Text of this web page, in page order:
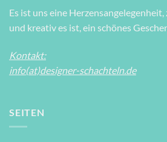
Es ist uns eine
und kreativ es ist, ein schönes
Kontakt:
info(at)designer-schachteln.de
SEITEN